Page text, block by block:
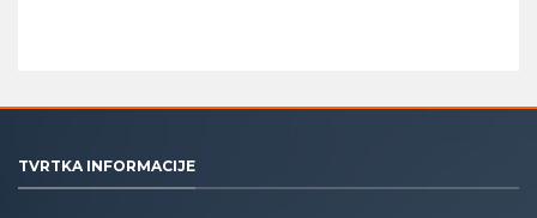
TVRTKA INFORMACIJE